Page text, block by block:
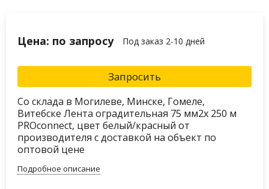
Цена: по запросу Под заказ 2-10 дней
Запросить
Со склада в Могилеве, Минске, Гомеле,
Витебске Лента оградительная 75 мм2х 250 м
PROconnect, цвет белый/красный от
производителя с доставкой на объект по
оптовой цене
Подробное описание